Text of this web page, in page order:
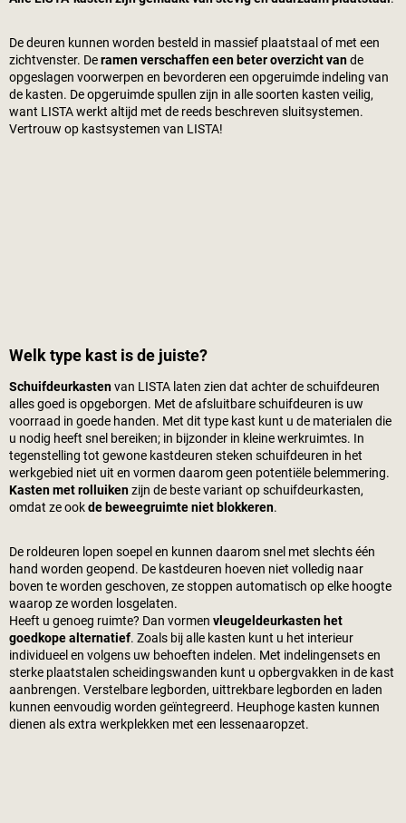
De deuren kunnen worden besteld in massief plaatstaal of met een
zichtvenster. Deramen verschaffen een beter overzicht vande
opgeslagen voorwerpen en bevorderen een opgeruimde indeling van
de kasten. De opgeruimde spullen zijn in alle soorten kasten veilig,
want LISTA werkt altijd met de reeds beschreven sluitsystemen.
Vertrouw op kastsystemen van LISTA!
Welk type kast is de juiste?
Schuifdeurkastenvan LISTA laten zien dat achter de schuifdeuren
alles goed is opgeborgen. Met de afsluitbare schuifdeuren is uw
voorraad in goede handen. Met dit type kast kunt u de materialen die
u nodig heeft snel bereiken; in bijzonder in kleine werkruimtes. In
tegenstelling tot gewone kastdeuren steken schuifdeuren in het
werkgebied niet uit en vormen daarom geen potentiële belemmering.
Kasten met rolluikenzijn de beste variant op schuifdeurkasten,
omdat ze ookde beweegruimte niet blokkeren.
De roldeuren lopen soepel en kunnen daarom snel met slechts één
hand worden geopend. De kastdeuren hoeven niet volledig naar
boven te worden geschoven, ze stoppen automatisch op elke hoogte
waarop ze worden losgelaten.
Heeft u genoeg ruimte? Dan vormen vleugeldeurkasten het
goedkope alternatief. Zoals bij alle kasten kunt u het interieur
individueel en volgens uw behoeften indelen. Met indelingensets en
sterke plaatstalen scheidingswanden kunt u opbergvakken in de kast
aanbrengen. Verstelbare legborden, uittrekbare legborden en laden
kunnen eenvoudig worden geïntegreerd. Heuphoge kasten kunnen
dienen als extra werkplekken met een lessenaaropzet.